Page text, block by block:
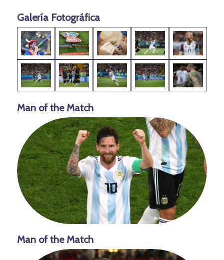
Galería Fotográfica
Man of the Match
Man of the Match